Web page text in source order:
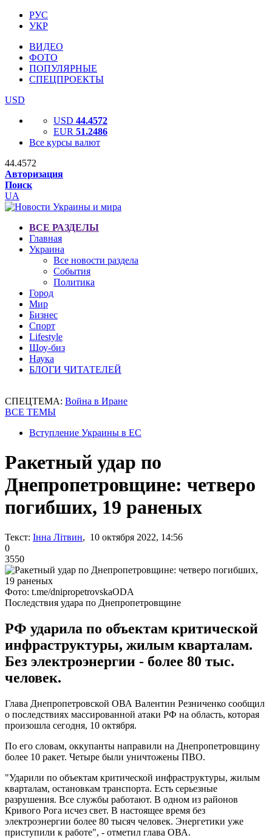
РУС
УКР
ВИДЕО
ФОТО
ПОПУЛЯРНЫЕ
СПЕЦПРОЕКТЫ
USD
USD 44.4572
EUR 51.2486
Все курсы валют
44.4572
Авторизация
Поиск
UA
ВСЕ РАЗДЕЛЫ
Главная
Украина
Все новости раздела
События
Политика
Город
Мир
Бизнес
Спорт
Lifestyle
Шоу-биз
Наука
БЛОГИ ЧИТАТЕЛЕЙ
СПЕЦТЕМА: Война в Иране
ВСЕ ТЕМЫ
Вступление Украины в ЕС
Ракетный удар по
Днепропетровщине: четверо
погибших, 19 раненых
Текст: Інна Літвин, 10 октября 2022, 14:56
0
3550
Фото: t.me/dnipropetrovskaODA
Последствия удара по Днепропетровщине
РФ ударила по объектам критической
инфраструктуры, жилым кварталам.
Без электроэнергии - более 80 тыс.
человек.
Глава Днепропетровской ОВА Валентин Резниченко сообщил
о последствиях массированной атаки РФ на область, которая
произошла сегодня, 10 октября.
По его словам, оккупанты направили на Днепропетровщину
более 10 ракет. Четыре были уничтожены ПВО.
"Ударили по объектам критической инфраструктуры, жилым
кварталам, остановкам транспорта. Есть серьезные
разрушения. Все службы работают. В одном из районов
Кривого Рога исчез свет. В настоящее время без
электроэнергии более 80 тысяч человек. Энергетики уже
приступили к работе", - отметил глава ОВА.